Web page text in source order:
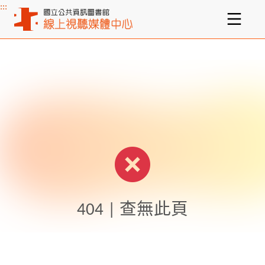
主要內容區塊
:::
404 | 查無此頁